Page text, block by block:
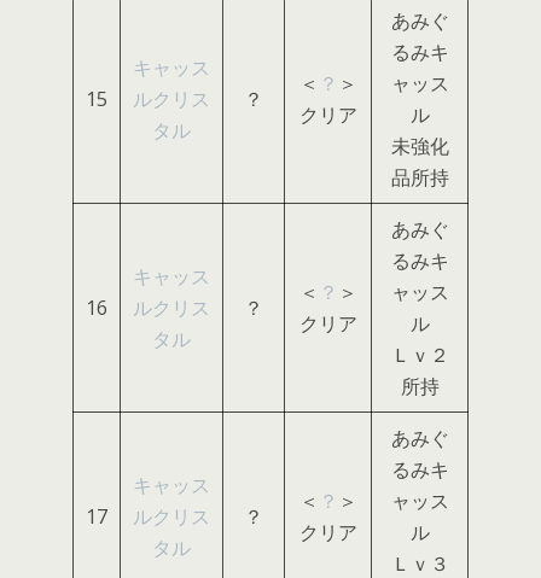
15
キャッス
ルクリス
タル
？
＜ ？ ＞
クリア
あみぐ
るみキ
ャッス
ル
未強化
品所持
16
キャッス
ルクリス
タル
？
＜ ？ ＞
クリア
あみぐ
るみキ
ャッス
ル
Ｌｖ２
所持
17
キャッス
ルクリス
タル
？
＜ ？ ＞
クリア
あみぐ
るみキ
ャッス
ル
Ｌｖ３